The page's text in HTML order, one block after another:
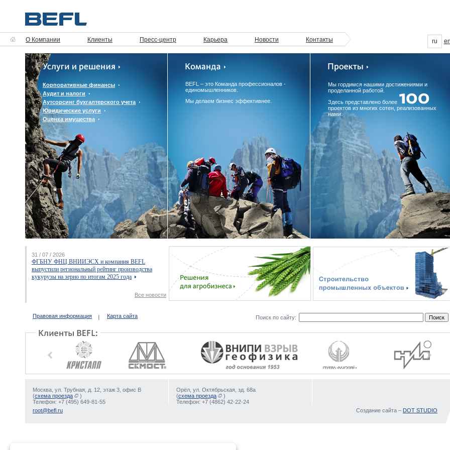
О Компании Клиенты Пресс-центр Карьера Новости Контакты ru
Корпоративные финансы
Аудит и налоги
Аутсорсинг бухгалтерского учета
Юридические услуги
Оценка имущества
BEFL – это Команда профессионалов -
единомышленников.
Мы делаем бизнес эффективнее.
Мы гордимся нашими достижениями и
проделанной работой.
Здесь представлено более
проектов из многих сотен, реализованных
нами.
31 / 07 / 2026
ФГБНУ ФНЦ ВНИИЭСХ и компания BEFL
выпустили региональный рейтинг производства
кукурузы на зерно по итогам 2025 года
Все новости
Правовая информация Карта сайта Поиск по сайту:
Москва, ул. Трубная, д. 12, этаж 3, офис В
(схема проезда
)
Телефон: +7 (495) 649-81-55
Орёл, ул. Октябрьская, зд. 68а
(схема проезда
)
Телефон: +7 (4862) 42-22-24
root@befl.ru
Создание сайта – DOT STUDIO